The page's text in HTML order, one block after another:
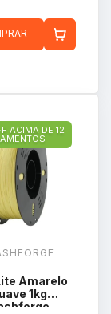
ACIMA DE 12
Amarelo
1kg